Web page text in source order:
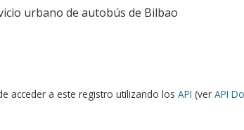
urbano de autobús de Bilbao
acceder a este registro utilizando los API (ver API